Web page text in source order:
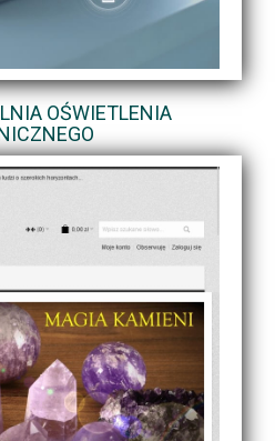
OŚWIETLENIA